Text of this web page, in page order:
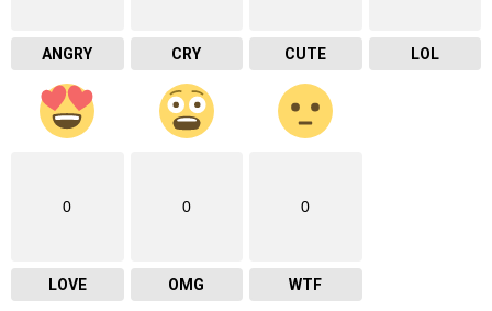
ANGRY CRY CUTE LOL
0
LOVE
0
OMG
0
WTF